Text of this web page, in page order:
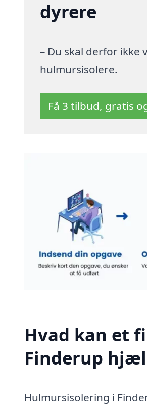
dyrere
– Du skal derfor
hulmursisolere.
Få 3 tilbud, gratis
Hvad kan et
Finderup
Hulmursisolering i